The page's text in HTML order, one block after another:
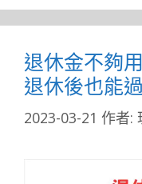
退休金不夠
退休後也能
2023-03-21 作者: